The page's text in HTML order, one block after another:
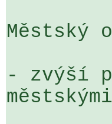
Městský
- zvýší